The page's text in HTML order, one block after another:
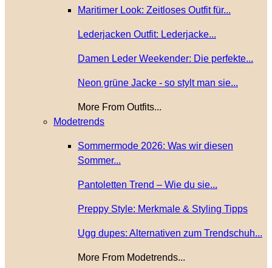
Maritimer Look: Zeitloses Outfit für...
Lederjacken Outfit: Lederjacke...
Damen Leder Weekender: Die perfekte...
Neon grüne Jacke - so stylt man sie...
More From Outfits...
Modetrends
Sommermode 2026: Was wir diesen
Sommer...
Pantoletten Trend – Wie du sie...
Preppy Style: Merkmale & Styling Tipps
Ugg dupes: Alternativen zum Trendschuh...
More From Modetrends...